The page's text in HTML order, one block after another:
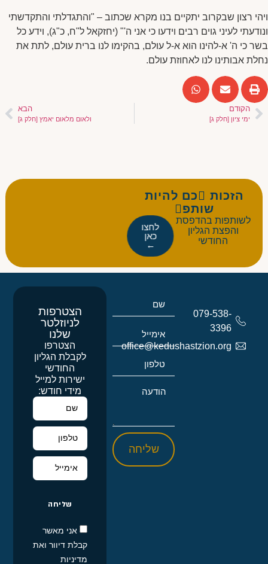
ויהי רצון שבקרוב יתקיים בנו מקרא שכתוב – "והתגדלתי והתקדשתי
ונודעתי לעיני גוים רבים וידעו כי אני ה'" (יחזקאל ל"ח, כ"ג), וידע כל
בשר כי ה' א-להינו הוא א-ל עולם, בהקימו לנו ברית עולם, לתת את
נחלת אבותינו לנו לאחוזת עולם.
הקודם
ימי ציון [חלק ג]
הבא
ולאום מלאום יאמץ [חלק ג]
הזכות כם להיות
שותפ
לשותפות בהדפסת
והפצת הגליון
החודשי
לחצו
כאן
←
079-538-
3396
office@kedushastzion.org
שליחה
הצטרפות
לניוזלטר
שלנו
הצטרפו
לקבלת הגליון
החודשי
ישירות למייל
מידי חודש:
אני מאשר
קבלת דיוור ואת
מדיניות
שליחה